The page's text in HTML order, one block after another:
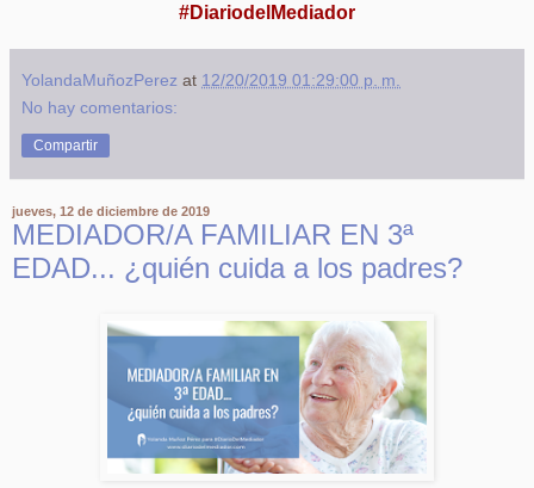
#DiariodelMediador
YolandaMuñozPerez at 12/20/2019 01:29:00 p. m.
No hay comentarios:
Compartir
jueves, 12 de diciembre de 2019
MEDIADOR/A FAMILIAR EN 3ª
EDAD... ¿quién cuida a los padres?